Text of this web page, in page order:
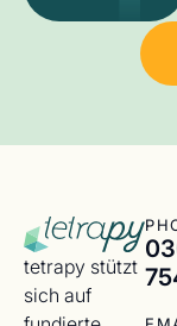
tetrapy stützt
sich auf